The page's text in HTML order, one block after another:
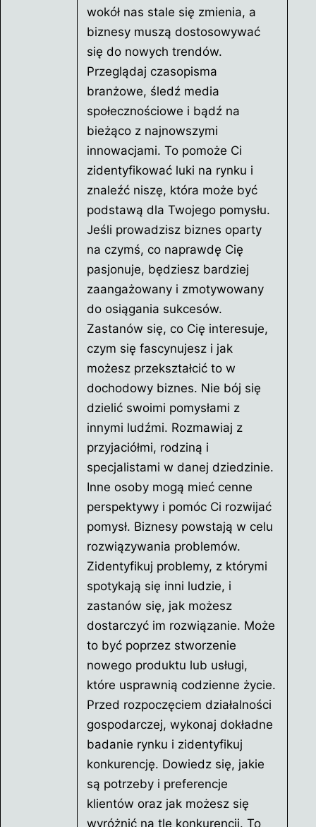
wokół nas stale się zmienia, a
biznesy muszą dostosowywać
się do nowych trendów.
Przeglądaj czasopisma
branżowe, śledź media
społecznościowe i bądź na
bieżąco z najnowszymi
innowacjami. To pomoże Ci
zidentyfikować luki na rynku i
znaleźć niszę, która może być
podstawą dla Twojego pomysłu.
Jeśli prowadzisz biznes oparty
na czymś, co naprawdę Cię
pasjonuje, będziesz bardziej
zaangażowany i zmotywowany
do osiągania sukcesów.
Zastanów się, co Cię interesuje,
czym się fascynujesz i jak
możesz przekształcić to w
dochodowy biznes. Nie bój się
dzielić swoimi pomysłami z
innymi ludźmi. Rozmawiaj z
przyjaciółmi, rodziną i
specjalistami w danej dziedzinie.
Inne osoby mogą mieć cenne
perspektywy i pomóc Ci rozwijać
pomysł. Biznesy powstają w celu
rozwiązywania problemów.
Zidentyfikuj problemy, z którymi
spotykają się inni ludzie, i
zastanów się, jak możesz
dostarczyć im rozwiązanie. Może
to być poprzez stworzenie
nowego produktu lub usługi,
które usprawnią codzienne życie.
Przed rozpoczęciem działalności
gospodarczej, wykonaj dokładne
badanie rynku i zidentyfikuj
konkurencję. Dowiedz się, jakie
są potrzeby i preferencje
klientów oraz jak możesz się
wyróżnić na tle konkurencji. To